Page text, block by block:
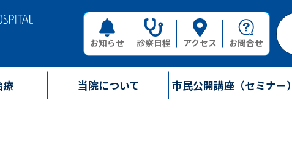
お知らせ 診察日程 アクセス お問合せ
療 当院について 市民公開講座（セミナー）